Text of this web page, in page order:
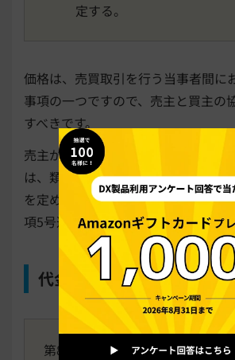
定する。
価格は、売買取引を行う当事者間に
事項の一つですので、売主と買主の
すべきです。
売主が下請法における下請事業者に
は、類似品等の価格又は市価に比べ
を定めると、いわゆる「買いたたき
項5号違反となりますので、注意が必
代金の支払い
第8条（代金支払い）